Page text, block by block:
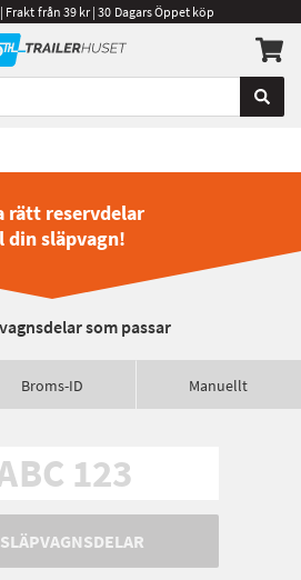
från 39 kr | 30 Dagars Öppet köp
rätt reservdelar
din släpvagn!
som passar
Broms-ID Manuellt